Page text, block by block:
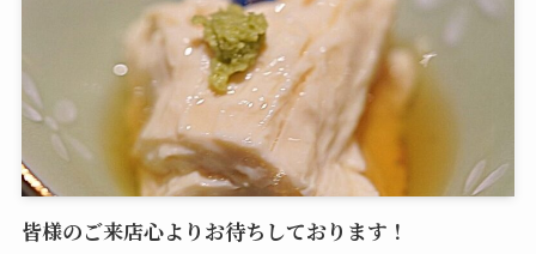
皆様のご来店心よりお待ちしております！